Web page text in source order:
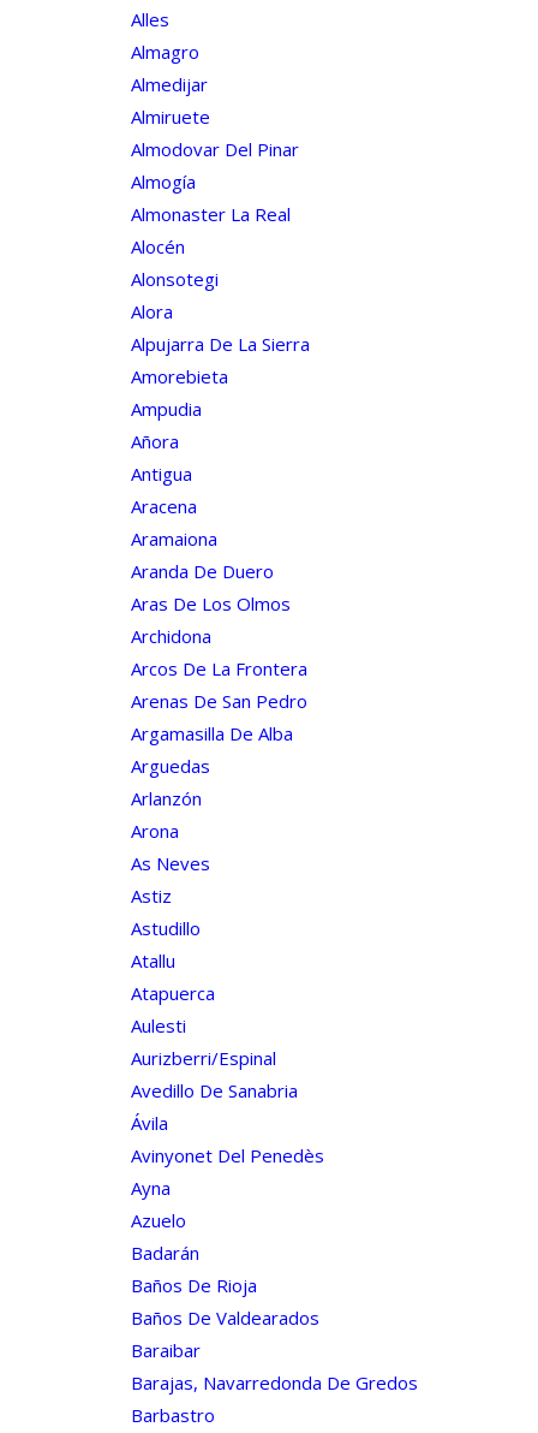
Alles
Almagro
Almedijar
Almiruete
Almodovar Del Pinar
Almogía
Almonaster La Real
Alocén
Alonsotegi
Alora
Alpujarra De La Sierra
Amorebieta
Ampudia
Añora
Antigua
Aracena
Aramaiona
Aranda De Duero
Aras De Los Olmos
Archidona
Arcos De La Frontera
Arenas De San Pedro
Argamasilla De Alba
Arguedas
Arlanzón
Arona
As Neves
Astiz
Astudillo
Atallu
Atapuerca
Aulesti
Aurizberri/espinal
Avedillo De Sanabria
Ávila
Avinyonet Del Penedès
Ayna
Azuelo
Badarán
Baños De Rioja
Baños De Valdearados
Baraibar
Barajas, Navarredonda De Gredos
Barbastro